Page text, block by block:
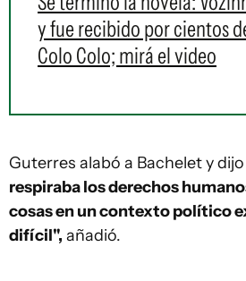
y fue recibido por cientos
Colo Colo; mirá el video
Guterres alabó a Bachelet y
respiraba los derechos
cosas en un contexto político
difícil", añadió.